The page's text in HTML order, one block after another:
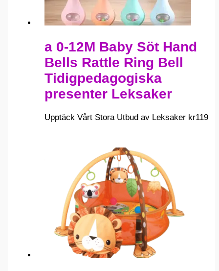
a 0-12M Baby Söt Hand
Bells Rattle Ring Bell
Tidigpedagogiska
presenter Leksaker
Upptäck Vårt Stora Utbud av Leksaker kr119